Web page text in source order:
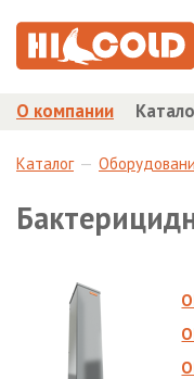
О компании
Каталог